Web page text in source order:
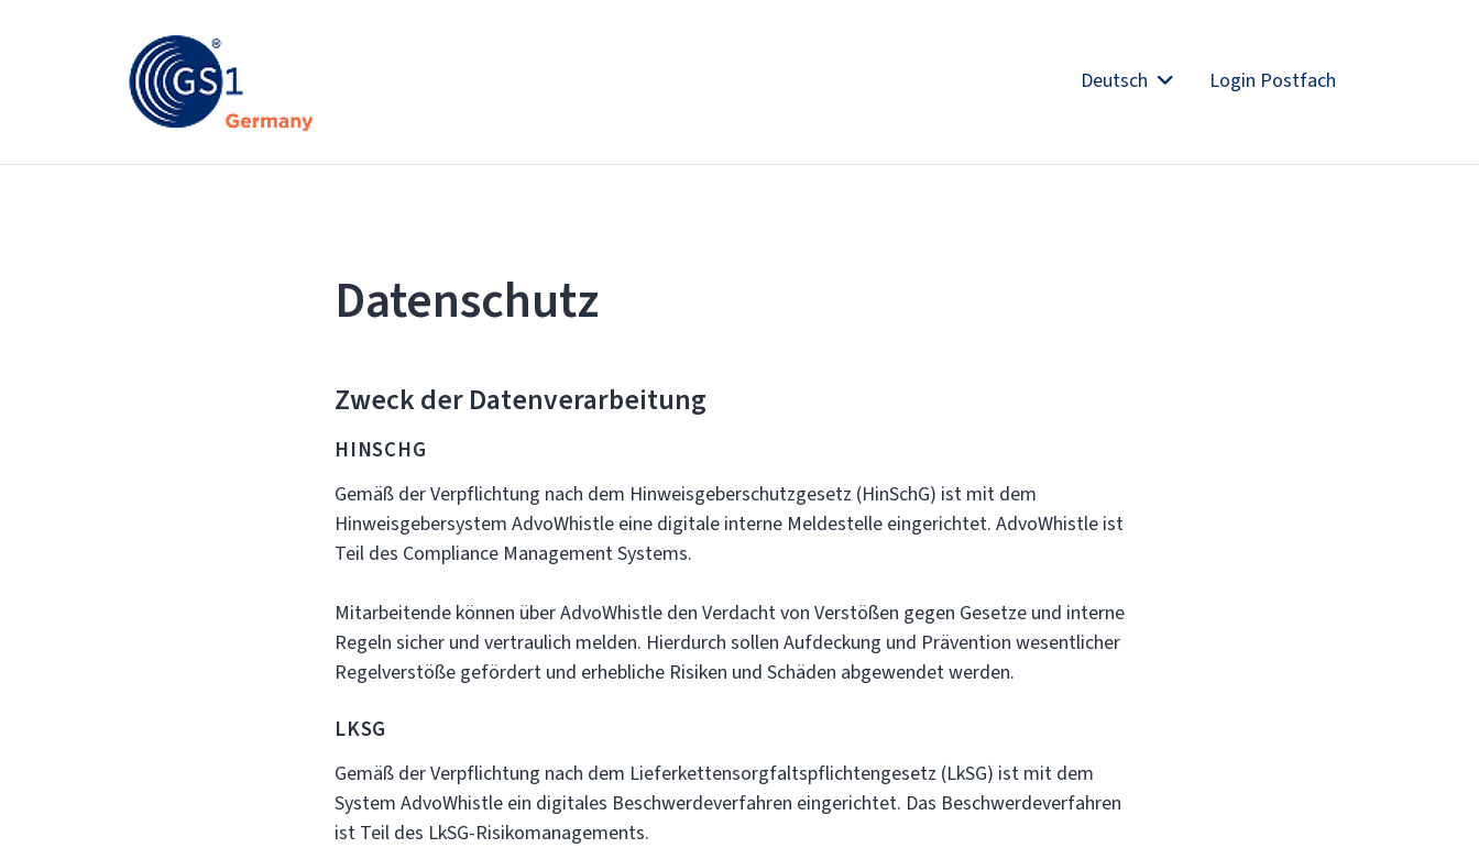
Deutsch Login Postfach
Datenschutz
Zweck der Datenverarbeitung
HINSCHG
Gemäß der Verpflichtung nach dem Hinweisgeberschutzgesetz (HinSchG) ist mit dem
Hinweisgebersystem AdvoWhistle eine digitale interne Meldestelle eingerichtet. AdvoWhistle ist
Teil des Compliance Management Systems.
Mitarbeitende können über AdvoWhistle den Verdacht von Verstößen gegen Gesetze und interne
Regeln sicher und vertraulich melden. Hierdurch sollen Aufdeckung und Prävention wesentlicher
Regelverstöße gefördert und erhebliche Risiken und Schäden abgewendet werden.
LKSG
Gemäß der Verpflichtung nach dem Lieferkettensorgfaltspflichtengesetz (LkSG) ist mit dem
System AdvoWhistle ein digitales Beschwerdeverfahren eingerichtet. Das Beschwerdeverfahren
ist Teil des LkSG-Risikomanagements.